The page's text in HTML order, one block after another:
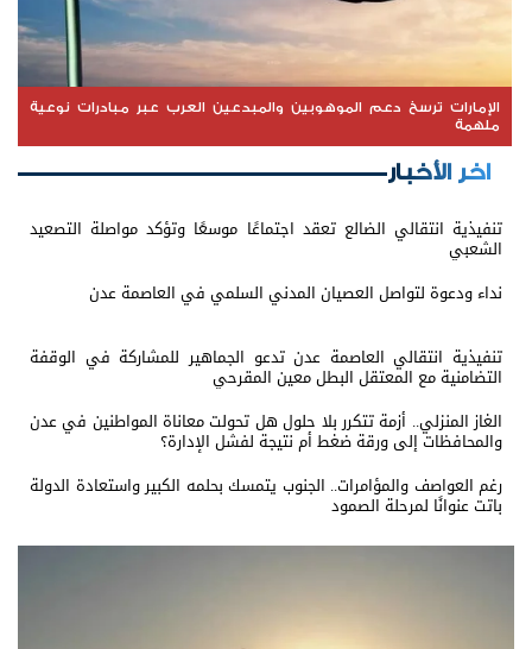
الإمارات ترسخ دعم الموهوبين والمبدعين العرب عبر مبادرات نوعية
ملهمة
اخر الأخبار
تنفيذية انتقالي الضالع تعقد اجتماعًا موسعًا وتؤكد مواصلة التصعيد
الشعبي
نداء ودعوة لتواصل العصيان المدني السلمي في العاصمة عدن
تنفيذية انتقالي العاصمة عدن تدعو الجماهير للمشاركة في الوقفة
التضامنية مع المعتقل البطل معين المقرحي
الغاز المنزلي.. أزمة تتكرر بلا حلول هل تحولت معاناة المواطنين في عدن
والمحافظات إلى ورقة ضغط أم نتيجة لفشل الإدارة؟
رغم العواصف والمؤامرات.. الجنوب يتمسك بحلمه الكبير واستعادة الدولة
باتت عنوانًا لمرحلة الصمود